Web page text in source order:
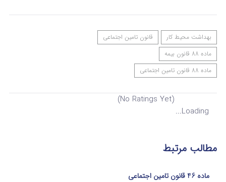
بهداشت محیط کار
قانون تامین اجتماعی
ماده 88 قانون بیمه
ماده 88 قانون تامین اجتماعی
(No Ratings Yet)
Loading...
مطالب مرتبط
ماده 46 قانون تامین اجتماعی